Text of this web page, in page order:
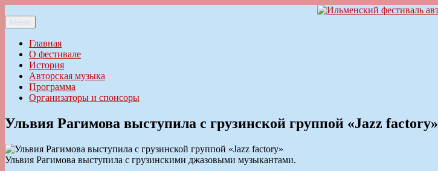
к
содержимому
Ильменский фестиваль авторской песни
Меню
Главная
О фестивале
История
Авторская музыка
Программа
Организаторы и спонсоры
Ульвия Рагимова выступила с грузинской группой «Jazz factory»
Ульвия Рагимова выступила с грузинскими джазовыми музыкантами.